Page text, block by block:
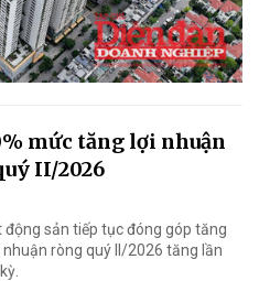
mức tăng lợi nhuận
II/2026
động sản tiếp tục đóng góp tăng
ròng quý II/2026 tăng lần